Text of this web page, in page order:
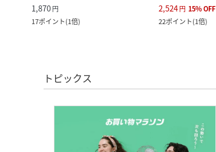
1,870円
17ポイント(1倍)
2,524円 15%OFF
22ポイント(1倍)
トピックス